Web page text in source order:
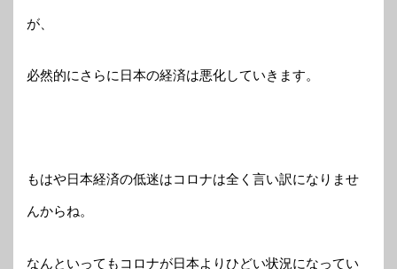
が、
必然的にさらに日本の経済は悪化していきます。
もはや日本経済の低迷はコロナは全く言い訳になりませ
んからね。
なんといってもコロナが日本よりひどい状況になってい